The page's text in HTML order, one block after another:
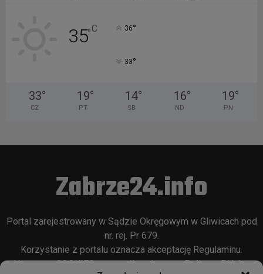
35°C 36°
33°
33°
CZ
19°
PT
14°
SB
16°
ND
19°
PN
Zabrze24.info
Portal zarejestrowany w Sądzie Okręgowym w Gliwicach pod
nr. rej. Pr 679.
Korzystanie z portalu oznacza akceptację Regulaminu.
Używamy COOKIES w sposób opisany wPolityce Plików